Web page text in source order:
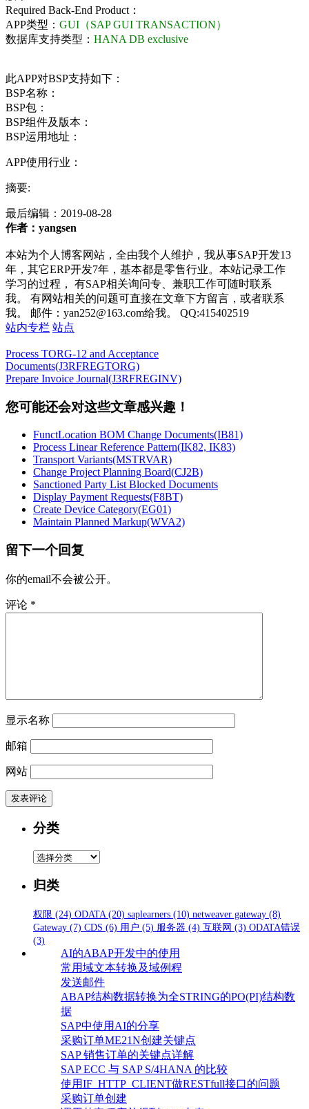
Required Back-End Product：
APP类型： GUI（SAP GUI TRANSACTION）
数据库支持类型： HANA DB exclusive
此APP对BSP支持如下：
BSP名称：
BSP包：
BSP组件及版本：
BSP运用地址：
APP使用行业：
摘要:
最后编辑： 2019-08-28
作者：yangsen
本站为个人博客网站，全由我个人维护，我从事SAP开发13
年，其它ERP开发7年，基本都是零售行业。本站记录工作
学习的过程， 有SAP相关询问专、兼职工作可随时联系
我。 有网站相关的问题可直接在文章下方留言，或者联系
我。 邮件：yan252@163.com给我。 QQ:415402519
站内专栏 站点
Process TORG-12 and Acceptance
Documents(J3RFREGTORG)
Prepare Invoice Journal(J3RFREGINV)
您可能还会对这些文章感兴趣！
FunctLocation BOM Change Documents(IB81)
Process Linear Reference Pattern(IK82, IK83)
Transport Variants(MSTRVAR)
Change Project Planning Board(CJ2B)
Sanctioned Party List Blocked Documents
Display Payment Requests(F8BT)
Create Device Category(EG01)
Maintain Planned Markup(WVA2)
留下一个回复
你的email不会被公开。
评论 *
显示名称
邮箱
网站
分类
分
归类
权限 (24) ODATA (20) saplearners (10) netweaver gateway (8)
Gateway (7) CDS (6) 用户 (5) 服务器 (4) 互联网 (3) ODATA错误
(3)
AI的ABAP开发中的使用
常用域文本转换及域例程
发送邮件
ABAP结构数据转换为全STRING的PO(PI)结构数
据
SAP中使用AI的分享
采购订单ME21N创建关键点
SAP 销售订单的关键点详解
SAP ECC 与 SAP S/4HANA 的比较
使用IF_HTTP_CLIENT做RESTfull接口的问题
采购订单创建